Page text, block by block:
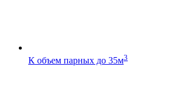
К объем парных до 35м3